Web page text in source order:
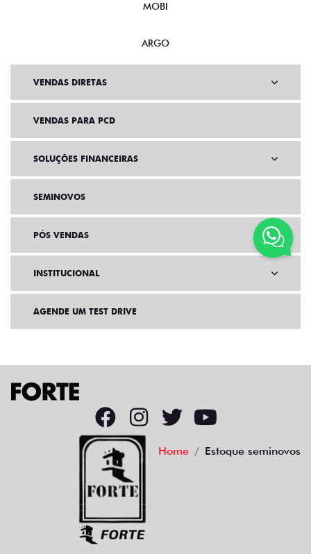
MOBI
ARGO
VENDAS DIRETAS
VENDAS PARA PCD
SOLUÇÕES FINANCEIRAS
SEMINOVOS
PÓS VENDAS
INSTITUCIONAL
AGENDE UM TEST DRIVE
Home Estoque seminovos